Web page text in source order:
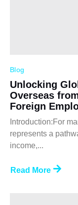
Blog
Unlocking
Overseas
Foreign
Introduction:For
represents a
income,...
Read More